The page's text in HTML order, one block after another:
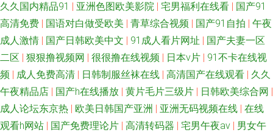
色网址 99热操一本道 男人天堂色色av 影音先锋三级伦理 超碰av福利在线导
航 91超碰在线人人操 黄色Av片区 1024在线看片 成福利最新精品无码 51神
91午夜成人 久草视频网 影音先锋电影日韩91 影音先锋内射片 美日韩色片 最
久久国内精品91 | 亚洲色图欧美影院 | 宅男福利在线看 | 国产91
高清免费 | 国语对白做受欧美 | 青草综合视频 | 国产91自拍 | 午夜
成人激情 | 国产日韩欧美中文 | 91成人看片网址 | 国产夫妻一区
二区 | 狠狠撸视频网 | 很很撸在线视频 | 日本v片 | 91不卡在线视
频 | 成人免费高清 | 日韩制服丝袜在线 | 高清国产在线观看 | 久久
午夜精品店 | 国产h在线播放 | 黄片毛片三级片 | 日韩欧美综合网 |
成人论坛东京热 | 欧美日韩国产亚洲 | 亚洲无码视频在线 | 在线
观看h网站 | 国产免费理论片 | 高清转码器 | 宅男午夜av | 男女午